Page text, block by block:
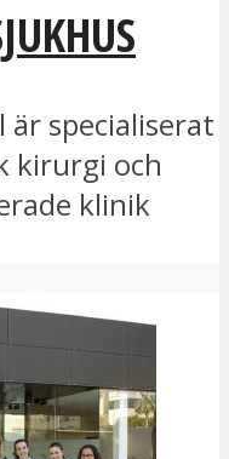
är specialiserat
kirurgi och
klinik